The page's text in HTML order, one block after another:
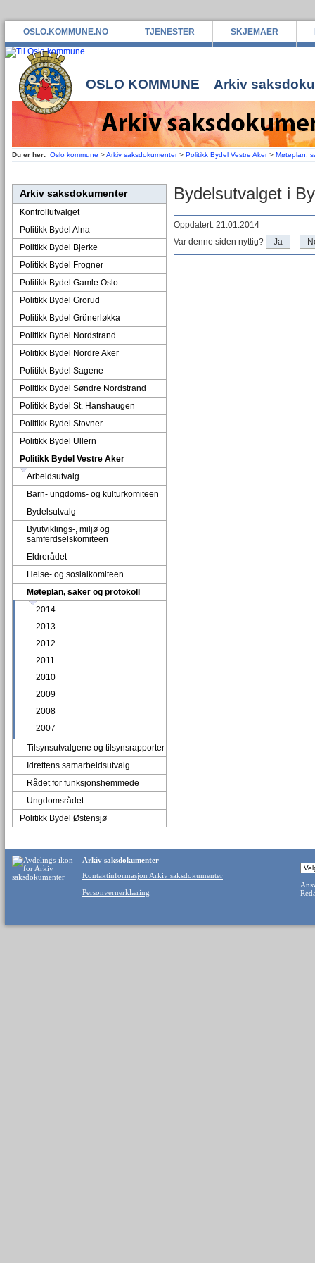
OSLO.KOMMUNE.NO TJENESTER SKJEMAER
OSLO KOMMUNE Arkiv
Du er her: Oslo kommune >Arkiv saksdokumenter> Politikk Bydel Vestre Aker> Møteplan,
Arkiv saksdokumenter
Kontrollutvalget
Politikk Bydel Alna
Politikk Bydel Bjerke
Politikk Bydel Frogner
Politikk Bydel Gamle Oslo
Politikk Bydel Grorud
Politikk Bydel Grünerløkka
Politikk Bydel Nordstrand
Politikk Bydel Nordre Aker
Politikk Bydel Sagene
Politikk Bydel Søndre Nordstrand
Politikk Bydel St. Hanshaugen
Politikk Bydel Stovner
Politikk Bydel Ullern
Politikk Bydel Vestre Aker
Arbeidsutvalg
Barn- ungdoms- og kulturkomiteen
Bydelsutvalg
Byutviklings-, miljø og
samferdselskomiteen
Eldrerådet
Helse- og sosialkomiteen
Møteplan, saker og protokoll
2014
2013
2012
2011
2010
2009
2008
2007
Tilsynsutvalgene og tilsynsrapporter
Idrettens samarbeidsutvalg
Rådet for funksjonshemmede
Ungdomsrådet
Politikk Bydel Østensjø
Bydelsutvalget i
Oppdatert: 21.01.2014
Var denne siden nyttig?
Ja
Arkiv saksdokumenter
Kontaktinformasjon Arkiv saksdokumenter
Personvernerklæring